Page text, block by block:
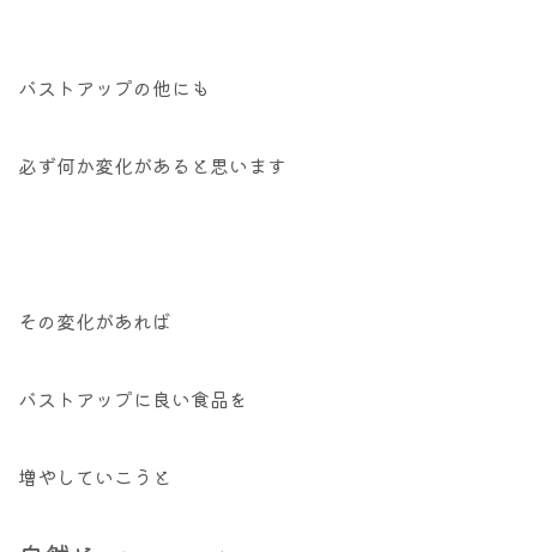
バストアップの他にも
必ず何か変化があると思います
その変化があれば
バストアップに良い食品を
増やしていこうと